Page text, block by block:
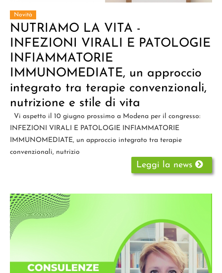
Novità
NUTRIAMO LA VITA -
INFEZIONI VIRALI E PATOLOGIE
INFIAMMATORIE
IMMUNOMEDIATE, un approccio
integrato tra terapie convenzionali,
nutrizione e stile di vita
Vi aspetto il 10 giugno prossimo a Modena per il congresso:
INFEZIONI VIRALI E PATOLOGIE INFIAMMATORIE
IMMUNOMEDIATE, un approccio integrato tra terapie
convenzionali, nutrizio
Leggi la news